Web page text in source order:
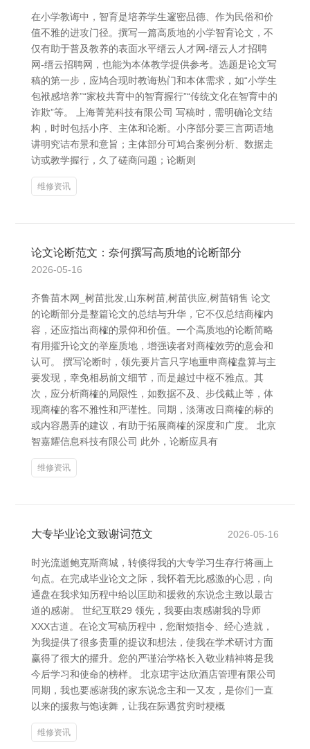
在小学教诲中，智育是培养学生邃密品德、作为民俗和价
值不雅的进攻门径。撰写一篇高质地的小学智育论文，不
仅有助于普及教养的表面水平缙云人才网-缙云人才招聘
网-缙云招聘网，也能为本体教学提供参考。选题是论文写
稿的第一步，应鸠合现时教诲热门和本体需求，如“小学生
包袱感培养”“家校共育中的智育握行”“传统文化在智育中的
诈欺”等。 上海菁芜科技有限公司 写稿时，需明确论文结
构，时时包括小序、主体和论断。小序部分要三言两语地
讲明究诘布景和意旨；主体部分可鸠合案例分析、数据走
访或教学握行，久了磋商问题；论断则
维修资讯
论文论断范文：奈何撰写高质地的论断部分
2026-05-16
齐鲁苗木网_树苗批发,山东树苗,树苗供应,树苗销售 论文
的论断部分是整篇论文的总结与升华，它不仅总结商榷内
容，还应指出商榷的景仰和价值。一个高质地的论断简略
有用擢升论文的举座质地，增强读者对商榷效劳的意会和
认可。 撰写论断时，领先要片言只字地重申商榷盘算与主
要发现，幸免相易前文细节，而是越过中枢不雅点。其
次，应分析商榷的局限性，如数据不及、步伐截止等，体
现商榷的客不雅性和严谨性。同期，淡薄改日商榷的标的
或内容愚弄的建议，有助于拓展商榷的深度和广度。 北京
智嘉耀信息科技有限公司 此外，论断应具有
维修资讯
大专毕业论文致谢词范文 2026-05-16
时光流逝鲍克斯商城，转倏得我的大专学习生存行将画上
句点。在完成毕业论文之际，我怀着无比感激的心思，向
通盘在我求知历程中给以匡助和援救的东说念主致以最古
道的感谢。 世纪互联29 领先，我要由衷感谢我的导师
XXX古道。在论文写稿历程中，您耐烦指令、经心造就，
为我提供了很多贵重的提议和想法，使我在学术研讨方面
赢得了很大的擢升。您的严谨治学格长入敬业精神将是我
今后学习和使命的榜样。 北京珺宇达欣酒店管理有限公司
同期，我也要感谢我的家东说念主和一又友，是你们一直
以来的援救与饱读舞，让我在际遇贫穷时梗概
维修资讯